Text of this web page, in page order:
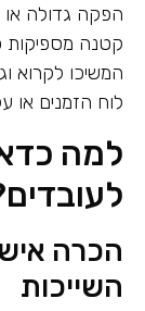
הפקה גדולה או
קטנה מספיקות
המשיכו לקרוא
לוח הזמנים או
למה
הכרה
השייכות